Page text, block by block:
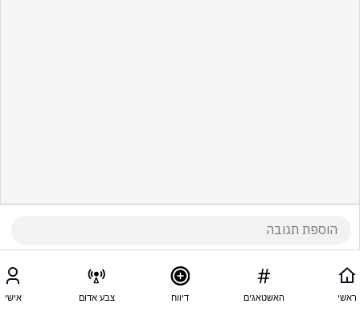
ראשי האשטאגים דיווח צבע אדום אישי